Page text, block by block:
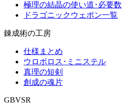
極理の結晶の使い道･必要数
ドラゴニックウェポン一覧
錬成術の工房
仕様まとめ
ウロボロス･ミニステル
真理の短剣
創成の魂片
GBVSR